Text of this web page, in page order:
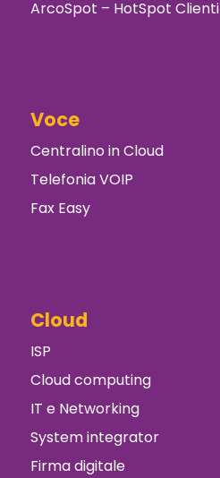
ArcoSpot – HotSpot Clienti
Voce
Centralino in Cloud
Telefonia VOIP
Fax Easy
Cloud
ISP
Cloud computing
IT e Networking
System integrator
Firma digitale